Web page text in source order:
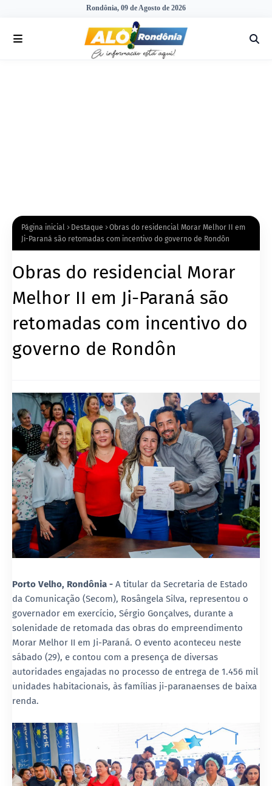
Rondônia, 09 de Agosto de 2026
Página inicial Destaque
Obras do residencial Morar Melhor II em
Ji-Paraná são retomadas com incentivo do governo de Rondôn
Obras do residencial Morar
Melhor II em Ji-Paraná são
retomadas com incentivo do
governo de Rondôn
Porto Velho, Rondônia - A titular da Secretaria de Estado
da Comunicação (Secom), Rosângela Silva, representou o
governador em exercício, Sérgio Gonçalves, durante a
solenidade de retomada das obras do empreendimento
Morar Melhor II em Ji-Paraná. O evento aconteceu neste
sábado (29), e contou com a presença de diversas
autoridades engajadas no processo de entrega de 1.456 mil
unidades habitacionais, às famílias ji-paranaenses de baixa
renda.